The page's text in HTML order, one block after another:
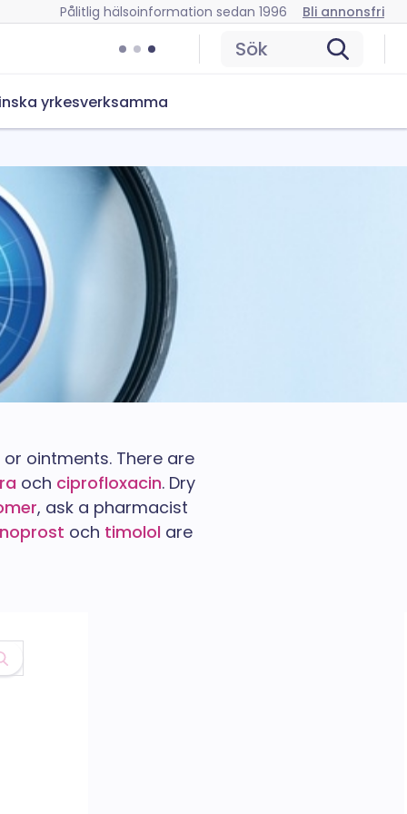
Pålitlig hälsoinformation sedan 1996 Bli annonsfri
Sök
yrkesverksamma
ointments. There are
och ciprofloxacin. Dry
, ask a pharmacist
och timolol are